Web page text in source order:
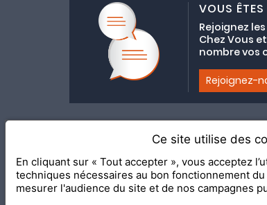
VOUS
Rejoignez
Chez Vous
nombre vos
Rejoignez-
2020 Le Meilleur
Ce site utilise des
En cliquant sur « Tout accepter », vous acceptez
techniques nécessaires au bon fonctionnement
mesurer l'audience du site et de nos campagnes